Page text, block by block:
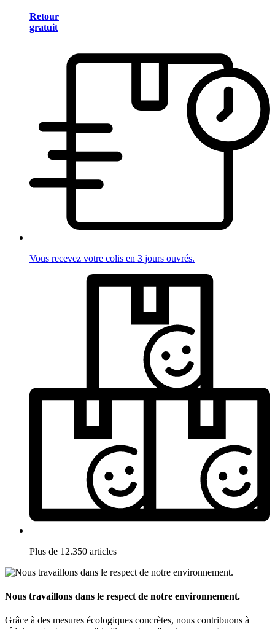
Retour
gratuit
Vous recevez votre colis en 3 jours ouvrés.
Plus de 12.350 articles
Nous travaillons dans le respect de notre environnement.
Grâce à des mesures écologiques concrètes, nous contribuons à